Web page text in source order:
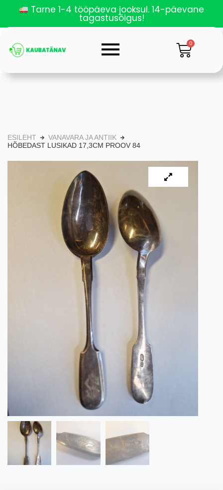
Tarne 1-4 tööpäeva jooksul. 14-päevane
tagastusõigus!
0
ESILEHT
VANAVARA JA ANTIIK
HÕBEDAST LUSIKAD 17,3CM PROOV 84